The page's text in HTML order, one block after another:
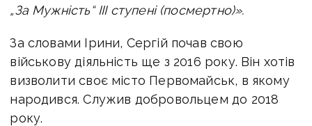
„За Мужність“ ІІІ ступені (посмертно)».
За словами Ірини, Сергій почав свою
військову діяльність ще з 2016 року. Він хотів
визволити своє місто Первомайськ, в якому
народився. Служив добровольцем до 2018
року.